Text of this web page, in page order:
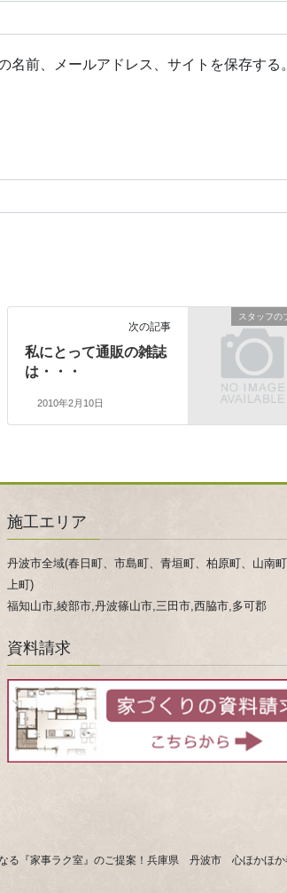
前、メールアドレス、サイトを保存する。
スタッフの
次の記事
私にとって通販の雑誌
は・・・
2010年2月10日
施工エリア
丹波市全域(春日町、市島町、青垣町、柏原町、山南
上町)
福知山市,綾部市,丹波篠山市,三田市,西脇市,多可郡
資料請求
る『家事ラク室』のご提案！兵庫県 丹波市 心ほかほか